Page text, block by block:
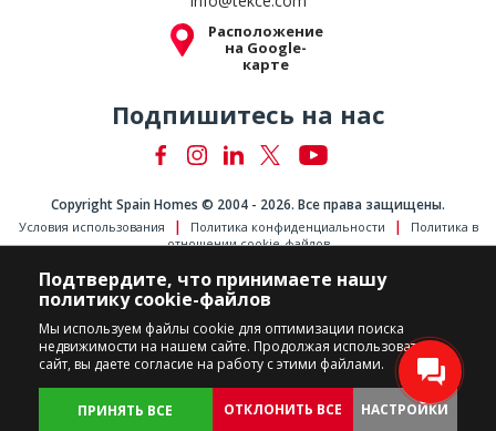
Расположение
на Google-
карте
Подпишитесь на нас
Copyright Spain Homes © 2004 - 2026. Все права защищены.
Условия использования Политика конфиденциальности
Политика в
отношении cookie-файлов
Подтвердите, что принимаете нашу
политику cookie-файлов
Мы используем файлы cookie для оптимизации поиска
недвижимости на нашем сайте. Продолжая использовать
сайт, вы даете согласие на работу с этими файлами.
ПРИНЯТЬ ВСЕ ОТКЛОНИТЬ ВСЕ НАСТРОЙКИ